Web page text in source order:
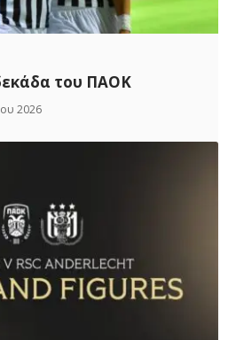
του ΠΑΟΚ
2026